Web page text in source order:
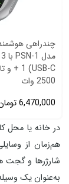
چندراهی
2500 وات
6,470,000
در خانه یا محل
هم‌زمان از
شارژرها و گجت‌
به‌عنوان یک